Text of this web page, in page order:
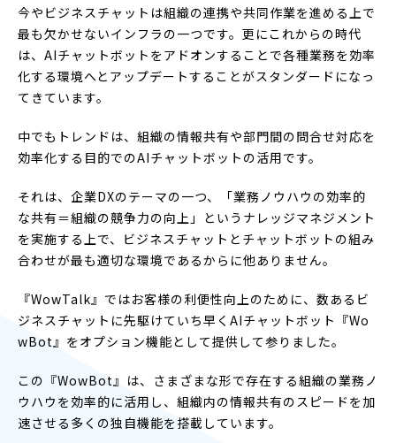
今やビジネスチャットは組織の連携や共同作業を進める上で
最も欠かせないインフラの一つです。更にこれからの時代
は、AIチャットボットをアドオンすることで各種業務を効率
化する環境へとアップデートすることがスタンダードになっ
てきています。
中でもトレンドは、組織の情報共有や部門間の問合せ対応を
効率化する目的でのAIチャットボットの活用です。
それは、企業DXのテーマの一つ、「業務ノウハウの効率的
な共有＝組織の競争力の向上」というナレッジマネジメント
を実施する上で、ビジネスチャットとチャットボットの組み
合わせが最も適切な環境であるからに他ありません。
『WowTalk』ではお客様の利便性向上のために、数あるビ
ジネスチャットに先駆けていち早くAIチャットボット『Wo
wBot』をオプション機能として提供して参りました。
この『WowBot』は、さまざまな形で存在する組織の業務ノ
ウハウを効率的に活用し、組織内の情報共有のスピードを加
速させる多くの独自機能を搭載しています。